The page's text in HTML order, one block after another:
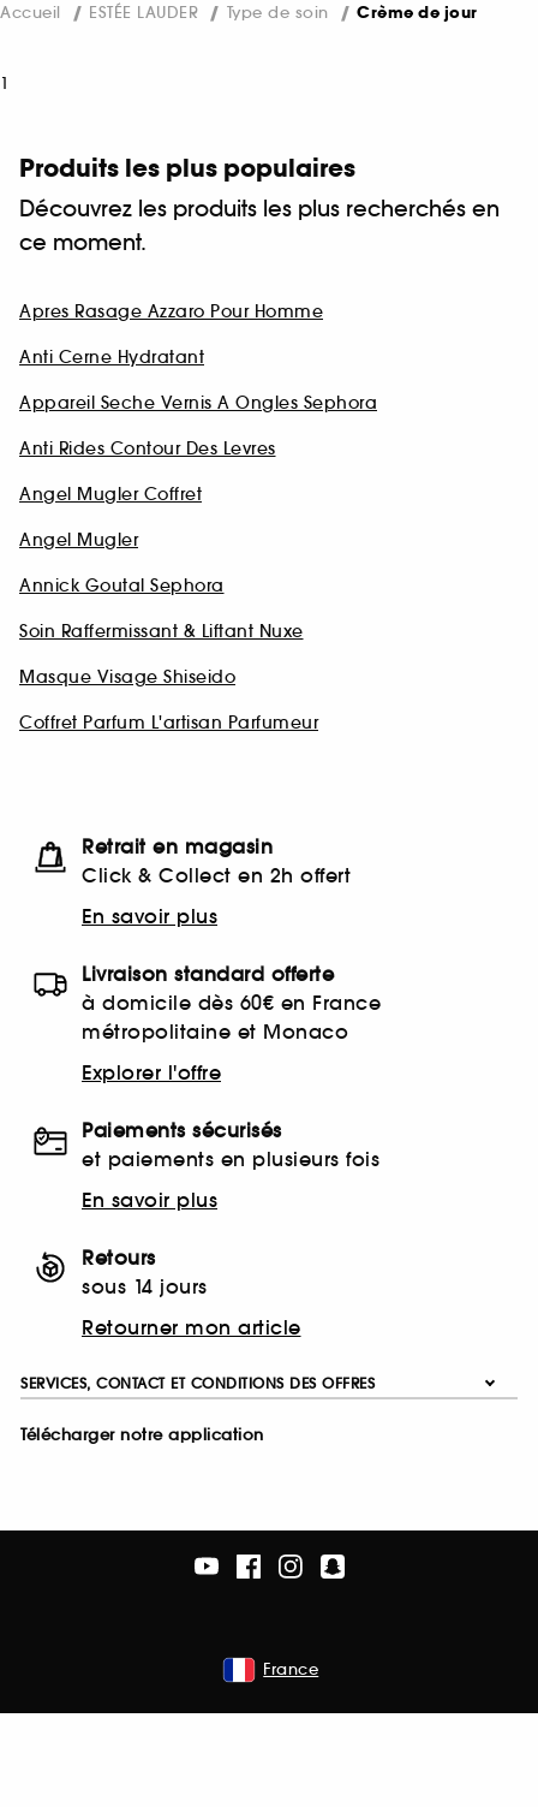
Accueil ESTÉE LAUDER Type de soin Crème de jour
1
Produits les plus populaires
Découvrez les produits les plus recherchés en
ce moment.
Apres Rasage Azzaro Pour Homme
Anti Cerne Hydratant
Appareil Seche Vernis A Ongles Sephora
Anti Rides Contour Des Levres
Angel Mugler Coffret
Angel Mugler
Annick Goutal Sephora
Soin Raffermissant & Liftant Nuxe
Masque Visage Shiseido
Coffret Parfum L'artisan Parfumeur
Retrait en magasin
Click & Collect en 2h offert
En savoir plus
Livraison standard offerte
à domicile dès 60€ en France
métropolitaine et Monaco
Explorer l'offre
Paiements sécurisés
et paiements en plusieurs fois
En savoir plus
Retours
sous 14 jours
Retourner mon article
SERVICES, CONTACT ET CONDITIONS DES OFFRES
Télécharger notre application
France